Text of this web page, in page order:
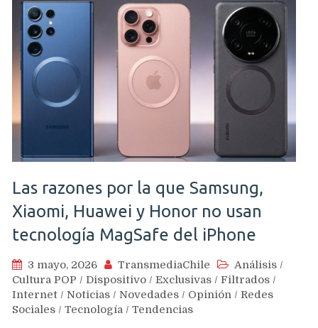
Las razones por la que Samsung,
Xiaomi, Huawei y Honor no usan
tecnología MagSafe del iPhone
3 mayo, 2026 TransmediaChile Análisis /
Cultura POP / Dispositivo / Exclusivas / Filtrados /
Internet / Noticias / Novedades / Opinión / Redes
Sociales / Tecnología / Tendencias